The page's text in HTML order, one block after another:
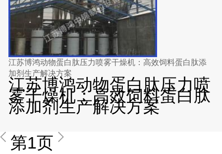
江苏博鸿动物蛋白肽压力喷雾干燥机：高效饲料蛋白肽添
加剂生产解决方案
江苏博鸿动物蛋白肽压力喷
雾干燥机：高效饲料蛋白肽
添加剂生产解决方案
第1页